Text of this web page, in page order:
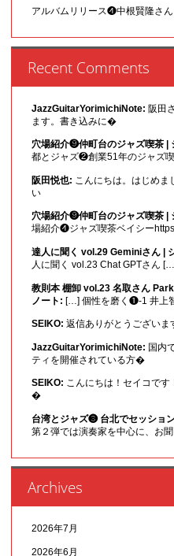
アルバムリリース❹中根賢隆さん
Recent Comments
JazzGuitarYorimichiNote: 阪田
ます。書き込みに�
穴場紹介❾仲町台のジャズ喫茶 |
都とジャズ❷創業51年のジャズ
阪田悦也: こんにちは。はじめ
い
穴場紹介❾仲町台のジャズ喫茶 |
場紹介❹ジャズ喫茶ベイシー
達人に聞く vol.29 Geminiさん |
人に聞く vol.23 Chat GPTさん
教則本 棚卸 vol.23 名取さん
ノート: […] 個性を磨く❶-1 井上
SEIKO: 返信ありがとうございま
JazzGuitarYorimichiNote: 国内
ティを開催されている方�
SEIKO: こんにちは！セイコです
�
台湾とジャズ❸ 台北でセッショ
第２弾では演奏家を中心に、お
Archives
2026年7月
2026年6月